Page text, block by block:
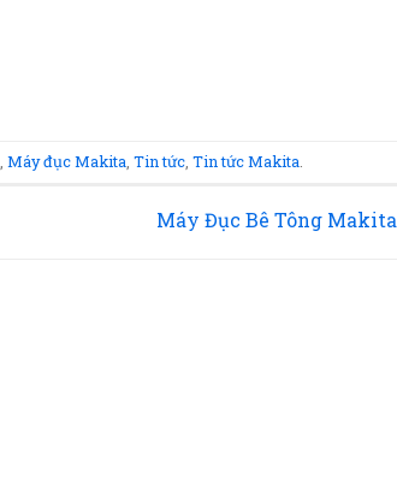
Máy đục Makita Tin tức, Tin tức Makita
Máy Đục Bê Tông Makita